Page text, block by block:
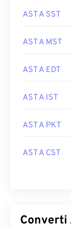
AST A SST
AST A MST
AST A EDT
AST A IST
AST A PKT
AST A CST
Converti